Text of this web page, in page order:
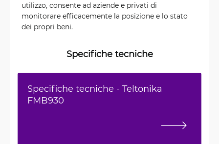
utilizzo, consente ad aziende e privati di
monitorare efficacemente la posizione e lo stato
dei propri beni.
Specifiche tecniche
Specifiche tecniche - Teltonika
FMB930